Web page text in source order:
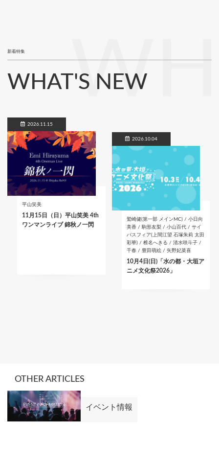
新着特集
WHAT'S NEW
2026.11.15
平山笑美
11月15日（日）平山笑美 4th
ワンマンライブ 錦秋ノ一閃
2026.10.04
鷲崎健(第一部 メインMC) / 小日向
美香 / 駒形友梨 / 小山百代 / サイ
バスフィア(上間江望 石塚朱莉 太田
彩華) / 椎名へきる / 清水咲斗子 /
千春 / 豊田萌絵 / 矢野妃菜喜
10月4日(日)「水の都・大垣ア
ニメ文化祭2026」
OTHER ARTICLES
イベント情報